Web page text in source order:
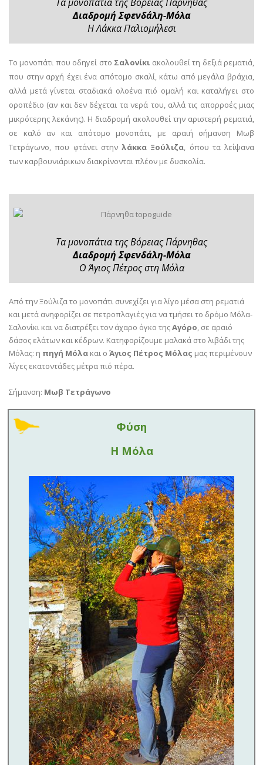
Διαδρομή Σφενδάλη-Μόλα
Η Λάκκα Παλιομήλεσι
Το μονοπάτι που οδηγεί στο Σαλονίκι ακολουθεί τη δεξιά ρεματιά,
που στην αρχή έχει ένα απότομο σκαλί, κάτω από μεγάλα βράχια,
αλλά μετά γίνεται σταδιακά ολοένα πιό ομαλή και καταλήγει στο
οροπέδιο (αν και δεν δέχεται τα νερά του, αλλά τις απορροές μιας
μικρότερης λεκάνης). Η διαδρομή ακολουθεί την αριστερή ρεματιά,
σε καλό αν και απότομο μονοπάτι, με αραιή σήμανση Μωβ
Τετράγωνο, που φτάνει στην λάκκα Ξούλιζα, όπου τα λείψανα
των καρβουνιάρικων διακρίνονται πλέον με δυσκολία.
Τα μονοπάτια της Βόρειας Πάρνηθας
Διαδρομή Σφενδάλη-Μόλα
Ο Άγιος Πέτρος στη Μόλα
Από την Ξούλιζα το μονοπάτι συνεχίζει για λίγο μέσα στη ρεματιά
και μετά ανηφορίζει σε πετροπλαγιές για να τμήσει το δρόμο Μόλα-
Σαλονίκι και να διατρέξει τον άχαρο όγκο τηςΑγόρο, σε αραιό
δάσος ελάτων και κέδρων. Κατηφορίζουμε μαλακά στο λιβάδι της
Μόλας: η πηγή Μόλα και ο Άγιος Πέτρος Μόλας μας περιμένουν
λίγες εκατοντάδες μέτρα πιό πέρα.
Σήμανση: Μωβ Τετράγωνο
Φύση
Η Μόλα